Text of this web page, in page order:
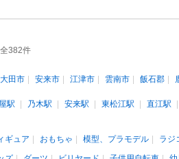
全382件
大田市 安来市 江津市 雲南市 飯石郡
駅 乃木駅 安来駅 東松江駅 直江駅
ギュア おもちゃ 模型、プラモデル ラジ